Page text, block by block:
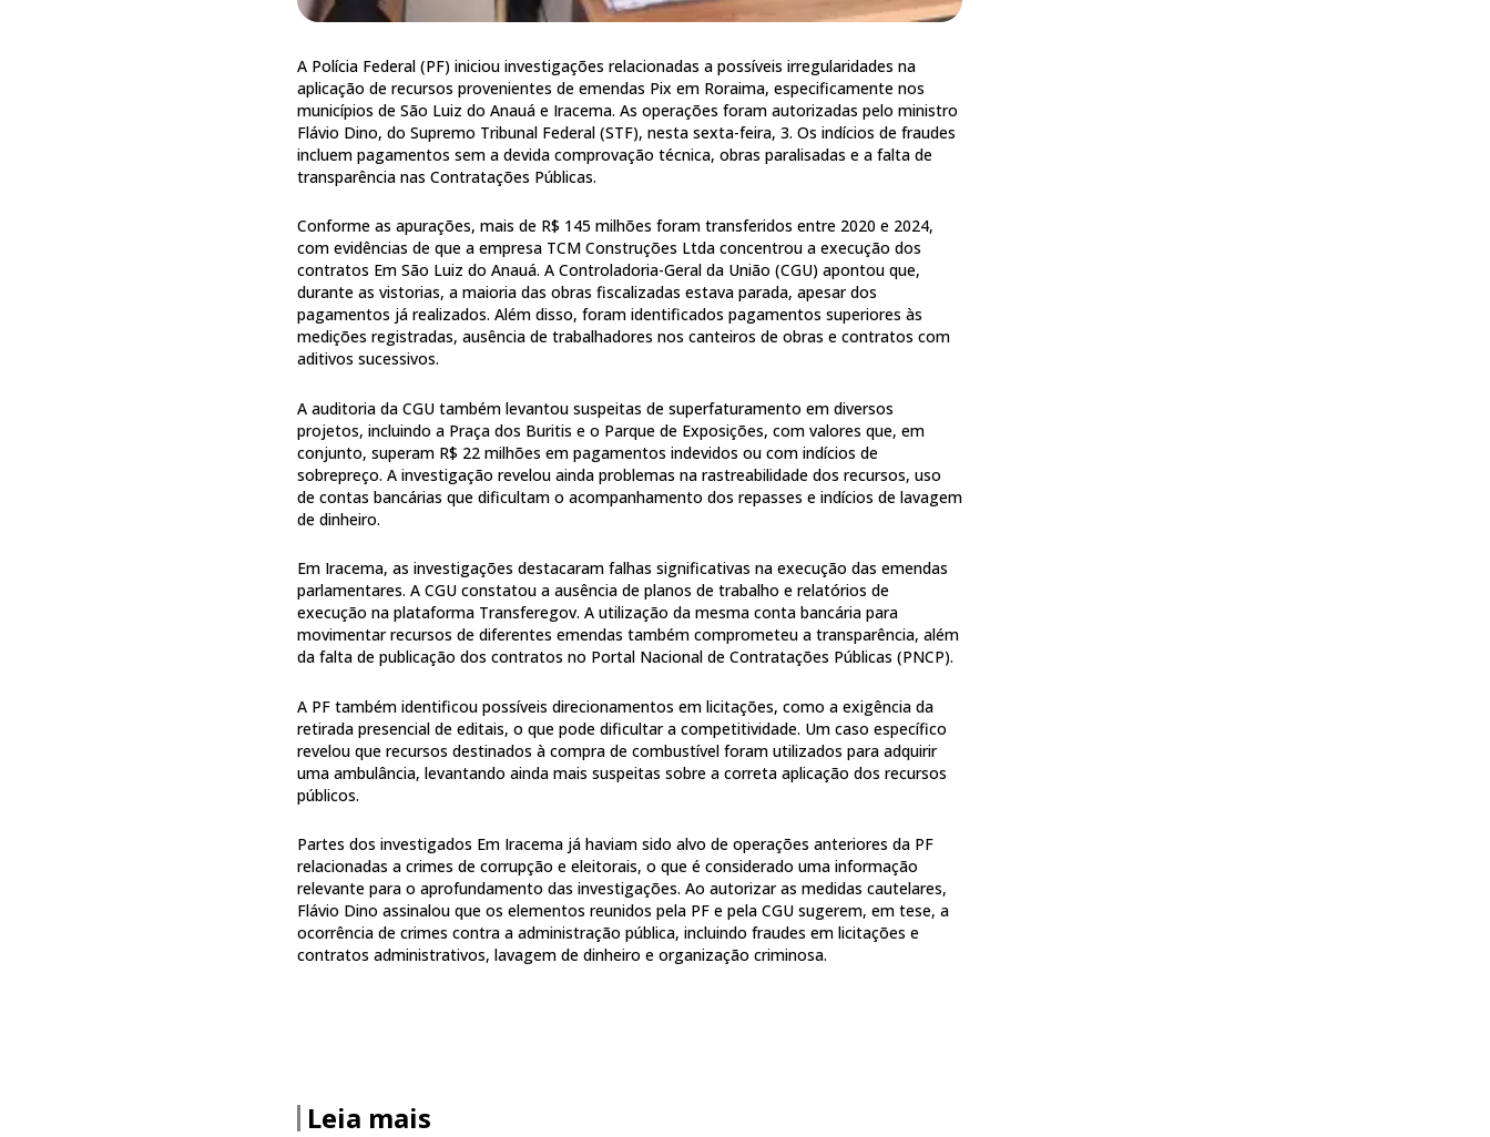
A Polícia Federal (PF) iniciou investigações relacionadas a possíveis irregularidades na
aplicação de recursos provenientes de emendas Pix em Roraima, especificamente nos
municípios de São Luiz do Anauá e Iracema. As operações foram autorizadas pelo ministro
Flávio Dino, do Supremo Tribunal Federal (STF), nesta sexta-feira, 3. Os indícios de fraudes
incluem pagamentos sem a devida comprovação técnica, obras paralisadas e a falta de
transparência nas Contratações Públicas.
Conforme as apurações, mais de R$ 145 milhões foram transferidos entre 2020 e 2024,
com evidências de que a empresa TCM Construções Ltda concentrou a execução dos
contratos Em São Luiz do Anauá. A Controladoria-Geral da União (CGU) apontou que,
durante as vistorias, a maioria das obras fiscalizadas estava parada, apesar dos
pagamentos já realizados. Além disso, foram identificados pagamentos superiores às
medições registradas, ausência de trabalhadores nos canteiros de obras e contratos com
aditivos sucessivos.
A auditoria da CGU também levantou suspeitas de superfaturamento em diversos
projetos, incluindo a Praça dos Buritis e o Parque de Exposições, com valores que, em
conjunto, superam R$ 22 milhões em pagamentos indevidos ou com indícios de
sobrepreço. A investigação revelou ainda problemas na rastreabilidade dos recursos, uso
de contas bancárias que dificultam o acompanhamento dos repasses e indícios de lavagem
de dinheiro.
Em Iracema, as investigações destacaram falhas significativas na execução das emendas
parlamentares. A CGU constatou a ausência de planos de trabalho e relatórios de
execução na plataforma Transferegov. A utilização da mesma conta bancária para
movimentar recursos de diferentes emendas também comprometeu a transparência, além
da falta de publicação dos contratos no Portal Nacional de Contratações Públicas (PNCP).
A PF também identificou possíveis direcionamentos em licitações, como a exigência da
retirada presencial de editais, o que pode dificultar a competitividade. Um caso específico
revelou que recursos destinados à compra de combustível foram utilizados para adquirir
uma ambulância, levantando ainda mais suspeitas sobre a correta aplicação dos recursos
públicos.
Partes dos investigados Em Iracema já haviam sido alvo de operações anteriores da PF
relacionadas a crimes de corrupção e eleitorais, o que é considerado uma informação
relevante para o aprofundamento das investigações. Ao autorizar as medidas cautelares,
Flávio Dino assinalou que os elementos reunidos pela PF e pela CGU sugerem, em tese, a
ocorrência de crimes contra a administração pública, incluindo fraudes em licitações e
contratos administrativos, lavagem de dinheiro e organização criminosa.
Leia mais